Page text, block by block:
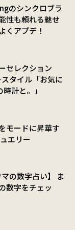
のシンクロブラ
性も頼れる魅せ
くアプデ！
セレクション
タイル「お気に
計と。」
モードに昇華す
エリー
の数字占い】 ま
数字をチェッ